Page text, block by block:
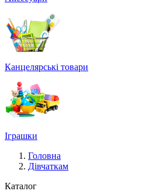
Канцелярські товари
Іграшки
Головна
Дівчаткам
Каталог